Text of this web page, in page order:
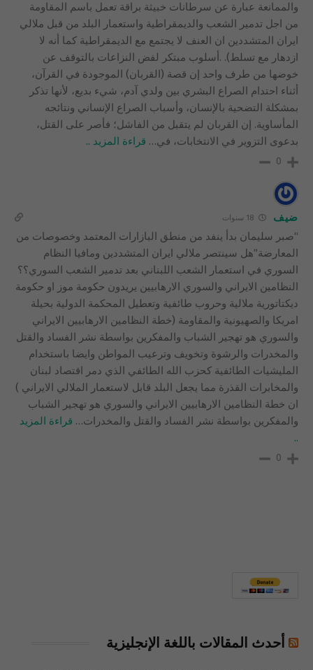
والممانعة عبارة عن سرطانات خبيثة براقة تعمل باسم المقاومة
من اجل تدمير الشعب والديمقراطية واستعمار البلد من قبل ملالي
ايران المتشددين ان العنف لا يجتمع مع الديمقراطية كما أنه لا
ازدهار مع تسلط). .أسلوب مبتكر لفض النزاعات بالتوقف عن
خوضها من طرف واحد إن قصة (القربان) الموجودة في القرآن،
أثناء احتدام الصراع البشري بين ولدي آدم، شيء بديع، لأنها تذكر
بمشكلة التضحية بالإنسان، وأسباب الصراع الإنساني ونتائجه
المأساوية. إن القربان لم يتقبل من الفاشل؛ فأصر على القتل،
بدعوى التزوير في الانتخابات، في… قراءة المزيد ..
0
ضيف 18 سنوات
“صبر سليمان بدأ ينفد من منطق البازارات المعتمد وخصوصات من
المعارضة”هل سينتصر ملالي ايران المتشددين ومافيا النظام
السوري في استعمار الشعب اللبناني بعد تدمير الشعب السوري؟؟
النظامين الايراني والسوري الارهابيين يريدون حكومة موز او حكومة
ديكتاتورية ملالية وحروب طائفية وتعطيل المحكمة الدولية بحيلة
امريكا والصهيونية والمقاومة (خطة النظامين الارهابيين الايراني
والسوري هو تهجير الشباب والمفكرين بواسطة نشر الفساد والقتل
والمخدرات والرشوة وتخويف وترعيب المواطن وايضا باستخدام
المليشيات الطائفية كحزب الله الطائفي الذي دمر اقتصاد لبنان
والمخابرات القذرة مما يجعل البلد قابل لاستعمار الملالي الايراني )
ان خطة النظامين الارهابيين الايراني والسوري هو تهجير الشباب
والمفكرين بواسطة نشر الفساد والقتل والمخدرات… قراءة المزيد
..
0
أحدث المقالات باللغة الإنجليزية